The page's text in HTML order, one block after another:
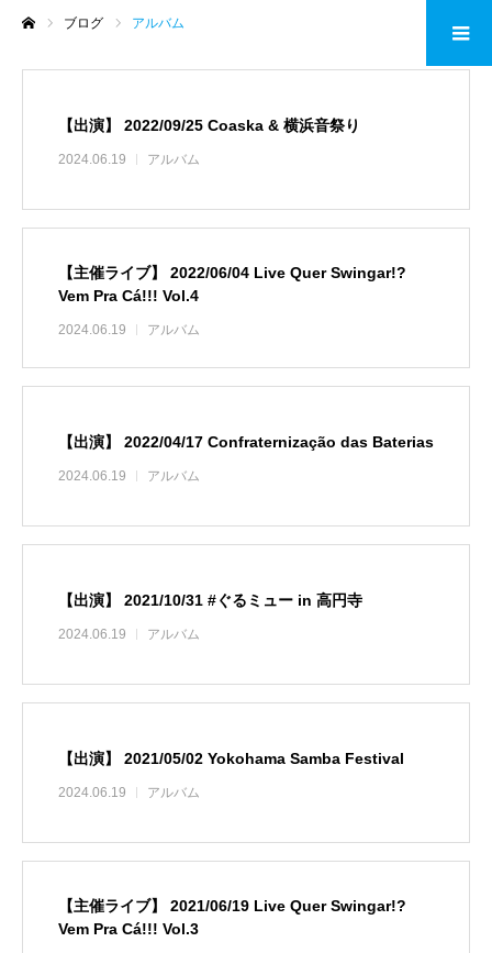
ブログ アルバム
【出演】 2022/09/25 Coaska & 横浜音祭り
2024.06.19 アルバム
【主催ライブ】 2022/06/04 Live Quer Swingar!?
Vem Pra Cá!!! Vol.4
2024.06.19 アルバム
【出演】 2022/04/17 Confraternização das Baterias
2024.06.19 アルバム
【出演】 2021/10/31 #ぐるミュー in 高円寺
2024.06.19 アルバム
【出演】 2021/05/02 Yokohama Samba Festival
2024.06.19 アルバム
【主催ライブ】 2021/06/19 Live Quer Swingar!?
Vem Pra Cá!!! Vol.3